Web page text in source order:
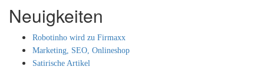
Neuigkeiten
Robotinho wird zu Firmaxx
Marketing, SEO, Onlineshop
Satirische Artikel